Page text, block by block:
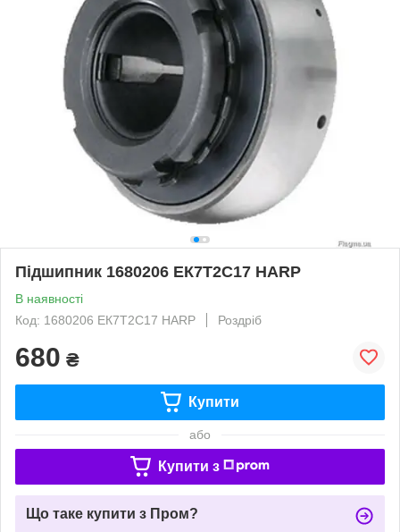
Підшипник 1680206 ЕК7T2С17 HARP
В наявності
Код: 1680206 ЕК7T2С17 HARP
Роздріб
680 ₴
Купити
або
Купити з
Що таке купити з Пром?